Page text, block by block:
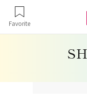
Favorite